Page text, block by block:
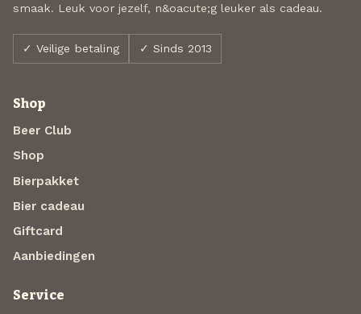
smaak. Leuk voor jezelf, n&oacute;g leuker als cadeau.
✓ Veilige betaling ✓ Sinds 2013
Shop
Beer Club
Shop
Bierpakket
Bier cadeau
Giftcard
Aanbiedingen
Service